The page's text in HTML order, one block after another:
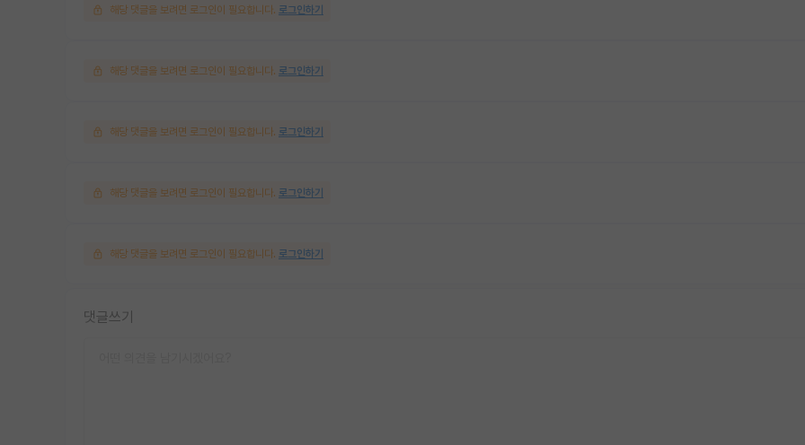
해당 댓글을 보려면 로그인이 필요합니다. 로그인하기
해당 댓글을 보려면 로그인이 필요합니다. 로그인하기
해당 댓글을 보려면 로그인이 필요합니다. 로그인하기
해당 댓글을 보려면 로그인이 필요합니다. 로그인하기
해당 댓글을 보려면 로그인이 필요합니다. 로그인하기
댓글쓰기